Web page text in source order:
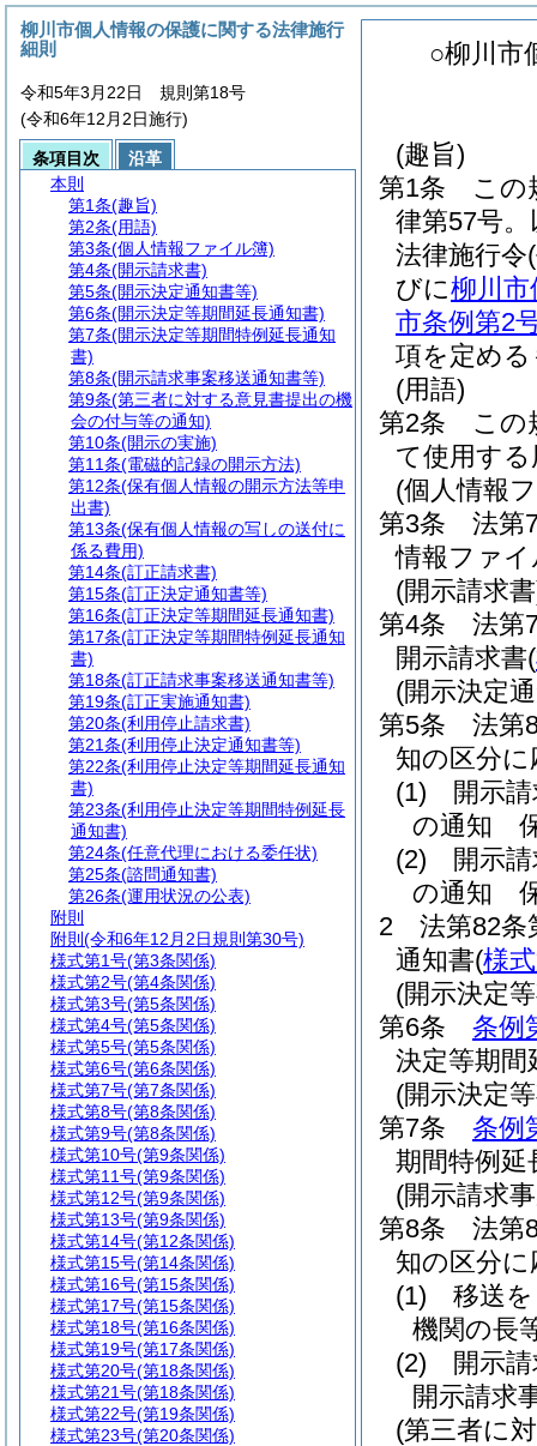
○柳川市
(趣旨)
第1条
この
律第57号
法律施行令
びに柳川
市条例第2
項を定め
(用語)
第2条
この
て使用す
(個人情報
第3条
法第
情報ファイ
(開示請求
第4条
法第
開示請求書(
(開示決定
第5条
法第
知の区分に
(1)
開示
の通知
(2)
開示
の通知
2
法第82条
通知書(様
(開示決定
第6条
条例
決定等期間
(開示決定
第7条
条例
期間特例延
(開示請求
第8条
法第
知の区分に
(1)
移送
機関の長
(2)
開示
開示請求
(第三者に
柳川市個人情報の保護に関する法律施行
細則
令和5年3月22日 規則第18号
(令和6年12月2日施行)
条項目次
沿革
本則
第1条(趣旨)
第2条(用語)
第3条(個人情報ファイル簿)
第4条(開示請求書)
第5条(開示決定通知書等)
第6条(開示決定等期間延長通知書)
第7条(開示決定等期間特例延長通知
書)
第8条(開示請求事案移送通知書等)
第9条(第三者に対する意見書提出の機
会の付与等の通知)
第10条(開示の実施)
第11条(電磁的記録の開示方法)
第12条(保有個人情報の開示方法等申
出書)
第13条(保有個人情報の写しの送付に
係る費用)
第14条(訂正請求書)
第15条(訂正決定通知書等)
第16条(訂正決定等期間延長通知書)
第17条(訂正決定等期間特例延長通知
書)
第18条(訂正請求事案移送通知書等)
第19条(訂正実施通知書)
第20条(利用停止請求書)
第21条(利用停止決定通知書等)
第22条(利用停止決定等期間延長通知
書)
第23条(利用停止決定等期間特例延長
通知書)
第24条(任意代理における委任状)
第25条(諮問通知書)
第26条(運用状況の公表)
附則
附則 (令和6年12月2日規則第30号)
様式第1号(第3条関係)
様式第2号(第4条関係)
様式第3号(第5条関係)
様式第4号(第5条関係)
様式第5号(第5条関係)
様式第6号(第6条関係)
様式第7号(第7条関係)
様式第8号(第8条関係)
様式第9号(第8条関係)
様式第10号(第9条関係)
様式第11号(第9条関係)
様式第12号(第9条関係)
様式第13号(第9条関係)
様式第14号(第12条関係)
様式第15号(第14条関係)
様式第16号(第15条関係)
様式第17号(第15条関係)
様式第18号(第16条関係)
様式第19号(第17条関係)
様式第20号(第18条関係)
様式第21号(第18条関係)
様式第22号(第19条関係)
様式第23号(第20条関係)